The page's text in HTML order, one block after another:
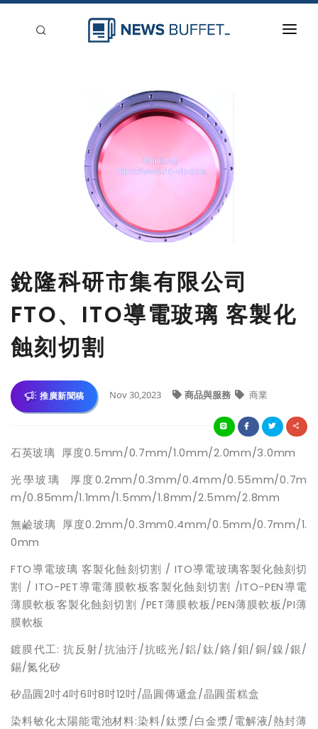
銳隆科研市集有限公司
FTO、ITO導電玻璃 客製化
蝕刻切割
推廣新聞稿 Nov 30,2023 商品與服務 商業
石英玻璃 厚度0.5mm/0.7mm/1.0mm/2.0mm/3.0mm
光學玻璃 厚度0.2mm/0.3mm/0.4mm/0.55mm/0.7m
m/0.85mm/1.1mm/1.5mm/1.8mm/2.5mm/2.8mm
無鹼玻璃 厚度0.2mm/0.3mm0.4mm/0.5mm/0.7mm/1.
0mm
FTO導電玻璃 客製化蝕刻切割 / ITO導電玻璃客製化蝕刻切
割 / ITO-PET導電薄膜軟板客製化蝕刻切割 /ITO-PEN導電
薄膜軟板客製化蝕刻切割 /PET薄膜軟板/PEN薄膜軟板/PI薄
膜軟板
鍍膜代工: 抗反射/抗油汙/抗眩光/鋁/鈦/鉻/鉬/銅/鎳/銀/
錫/氮化矽
矽晶圓2吋4吋6吋8吋12吋/晶圓傳遞盒/晶圓蛋糕盒
染料敏化太陽能電池材料:染料/鈦漿/白金漿/電解液/熱封薄